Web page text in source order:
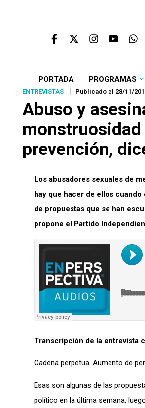
PORTADA PROGRAMAS
ENTREVISTAS Publicado el 28/11/
Abuso y
monstruosidad
prevención,
Los abusadores sexuales de
hay que hacer de ellos cuando
de propuestas que se han
propone el Partido
Transcripción de la entrevista
Cadena perpetua. Aumento de
Esas son algunas de las
político en la última semana,